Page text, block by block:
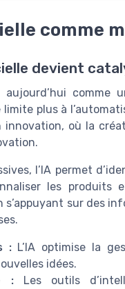
comme
devient
aujourd’hui
plus à
où la
l’IA permet
les produits
s’appuyant sur des
:L’IA optimise la
idées.
:Les outils